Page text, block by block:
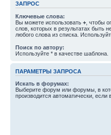
ЗАПРОС
Ключевые слова:
Вы можете использовать + , чтобы
слов, которых в результатах быть
любого слова из списка.
Поиск по автору:
Используйте * в качестве шаблона.
ПАРАМЕТРЫ ЗАПРОСА
Искать в форумах:
Выберите форум или форумы, в
производится автоматически,